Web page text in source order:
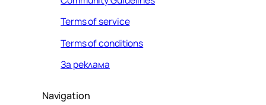
Terms of service
Terms of conditions
За реклама
Navigation